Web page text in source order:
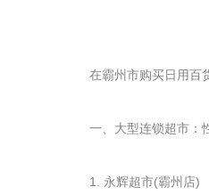
在霸州市购买日用百
一、大型连锁超市：
1. 永辉超市(霸州店)